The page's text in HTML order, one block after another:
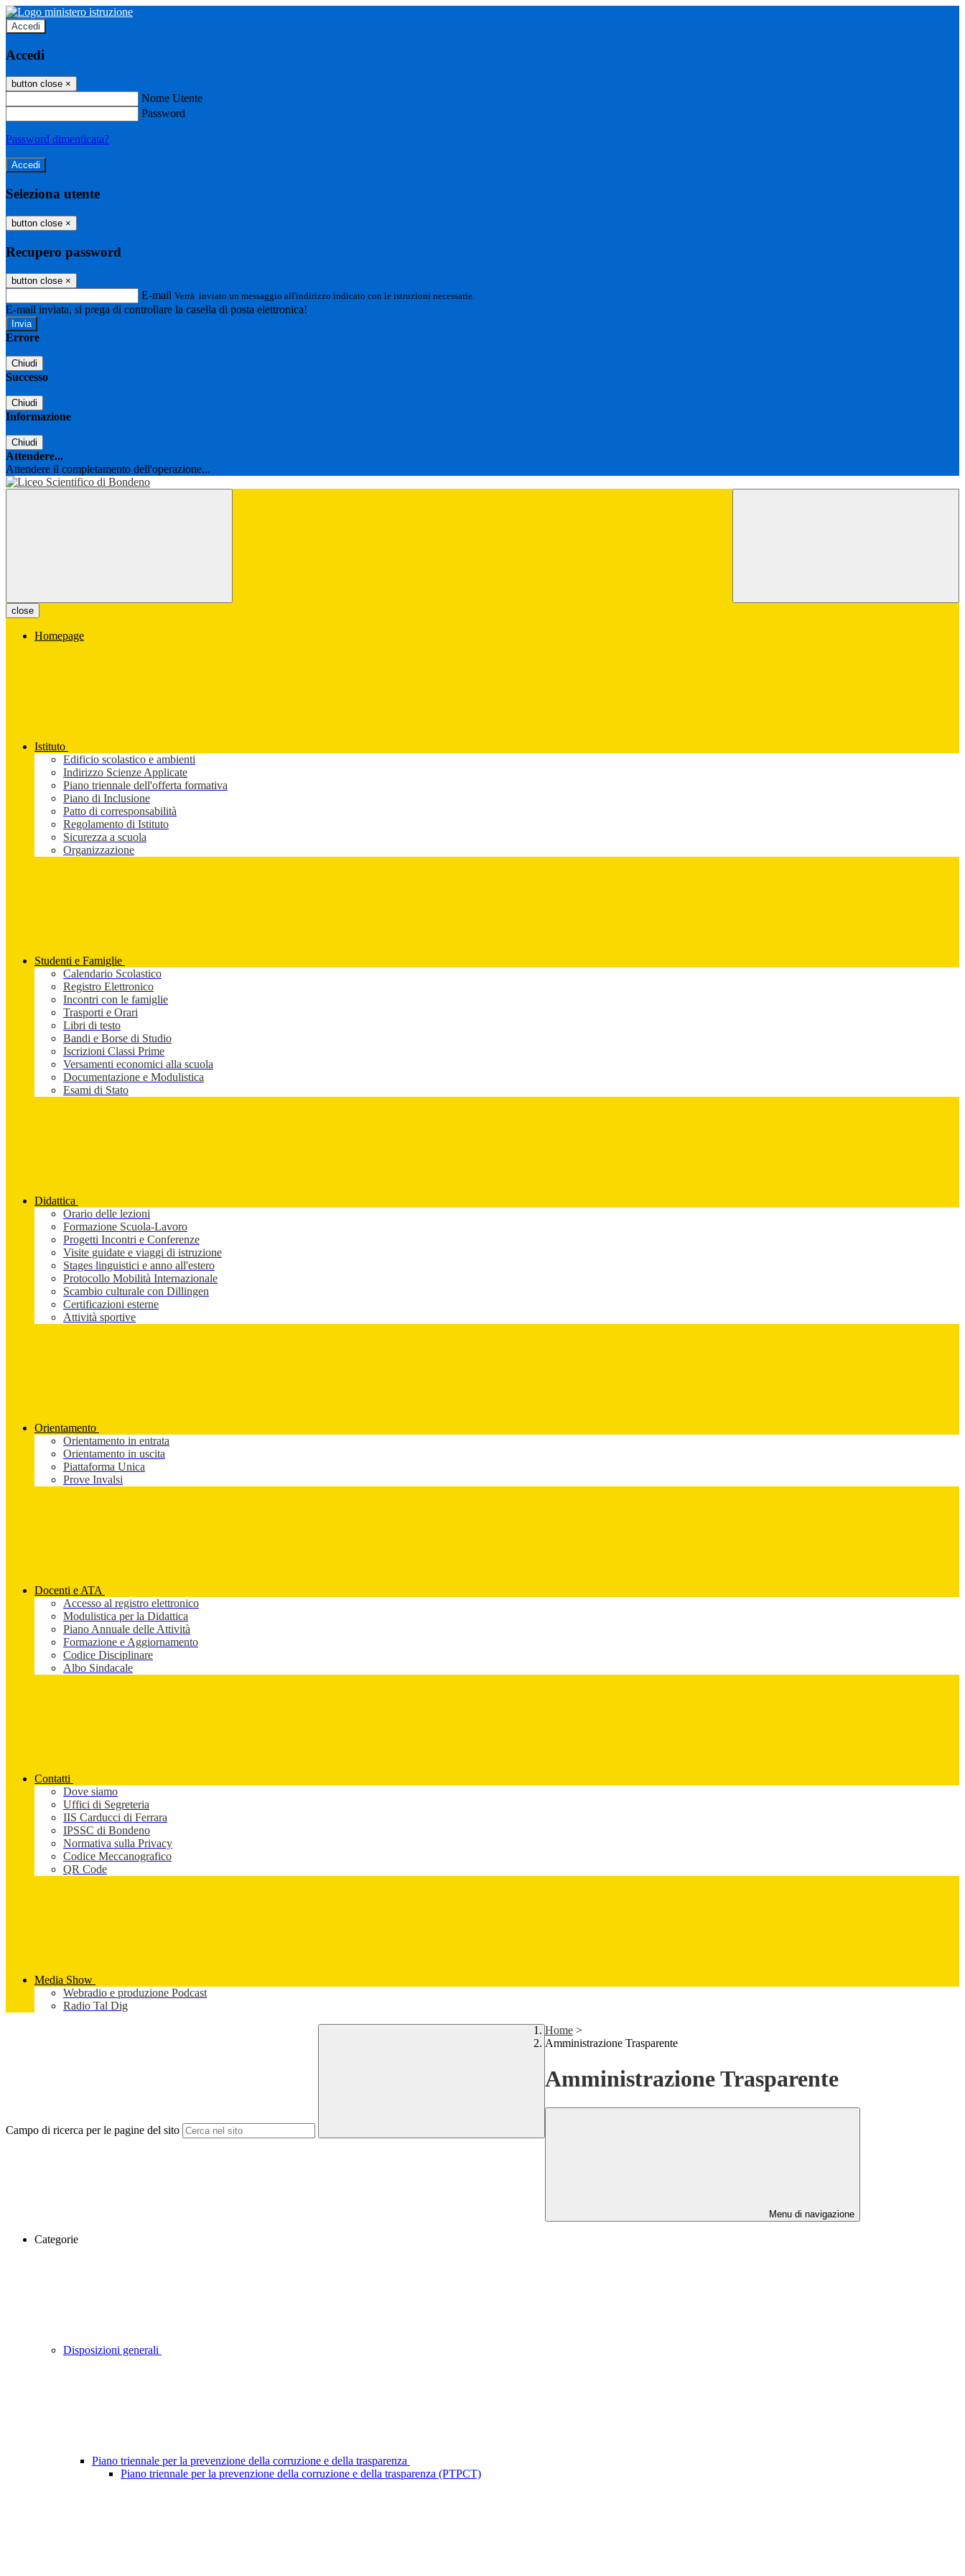
Accedi
Accedi
button close ×
Nome Utente
Password
Password dimenticata?
Seleziona utente
button close ×
Recupero password
button close ×
E-mail Verrà inviato un messaggio all'indirizzo indicato con le istruzioni necessarie.
E-mail inviata, si prega di controllare la casella di posta elettronica!
Errore
Chiudi
Successo
Chiudi
Informazione
Chiudi
Attendere...
Attendere il completamento dell'operazione...
close
Homepage
Istituto
Edificio scolastico e ambienti
Indirizzo Scienze Applicate
Piano triennale dell'offerta formativa
Piano di Inclusione
Patto di corresponsabilità
Regolamento di Istituto
Sicurezza a scuola
Organizzazione
Studenti e Famiglie
Calendario Scolastico
Registro Elettronico
Incontri con le famiglie
Trasporti e Orari
Libri di testo
Bandi e Borse di Studio
Iscrizioni Classi Prime
Versamenti economici alla scuola
Documentazione e Modulistica
Esami di Stato
Didattica
Orario delle lezioni
Formazione Scuola-Lavoro
Progetti Incontri e Conferenze
Visite guidate e viaggi di istruzione
Stages linguistici e anno all'estero
Protocollo Mobilità Internazionale
Scambio culturale con Dillingen
Certificazioni esterne
Attività sportive
Orientamento
Orientamento in entrata
Orientamento in uscita
Piattaforma Unica
Prove Invalsi
Docenti e ATA
Accesso al registro elettronico
Modulistica per la Didattica
Piano Annuale delle Attività
Formazione e Aggiornamento
Codice Disciplinare
Albo Sindacale
Contatti
Dove siamo
Uffici di Segreteria
IIS Carducci di Ferrara
IPSSC di Bondeno
Normativa sulla Privacy
Codice Meccanografico
QR Code
Media Show
Webradio e produzione Podcast
Radio Tal Dig
Campo di ricerca per le pagine del sito
Home >
Amministrazione Trasparente
Amministrazione Trasparente
Menu di navigazione
Categorie
Disposizioni generali
Piano triennale per la prevenzione della corruzione e della trasparenza
Piano triennale per la prevenzione della corruzione e della trasparenza (PTPCT)